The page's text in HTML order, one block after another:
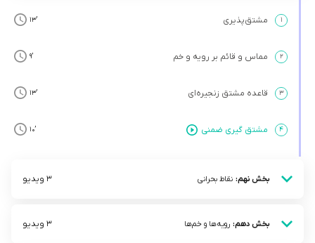
۱ مشتق‌پذیری ’13
۲ مماس و قائم بر رویه و خم ’9
۳ قاعده مشتق زنجیره‌ای ’13
۴ مشتق گیری ضمنی ’10
بخش نهم: نقاط بحرانی 3 ویدیو
بخش دهم: رویه‌ها و خم‌ها 3 ویدیو